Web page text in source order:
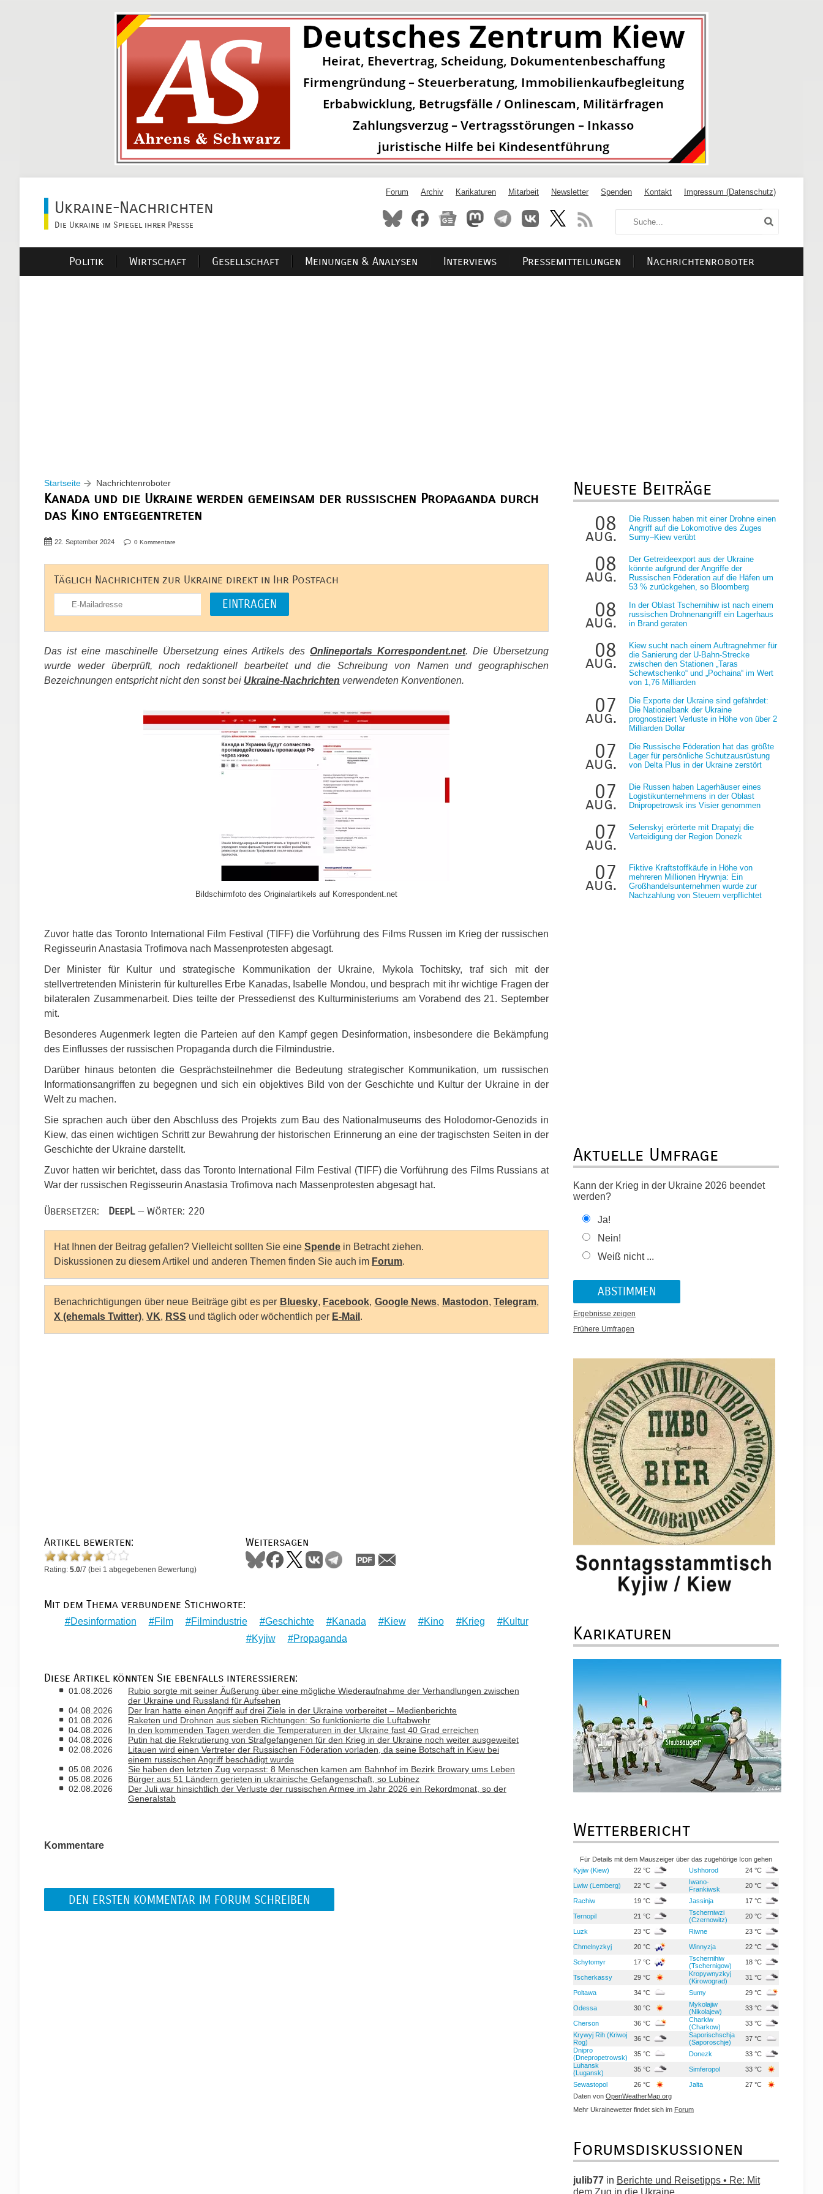
Ukraine-Nachrichten
Die Ukraine im Spiegel ihrer Presse
Forum Archiv Karikaturen Mitarbeit Newsletter Spenden Kontakt Impressum (Datenschutz)
Politik Wirtschaft Gesellschaft Meinungen & Analysen Interviews Pressemitteilungen Nachrichtenroboter
Startseite Nachrichtenroboter
Kanada und die Ukraine werden gemeinsam der russischen Propaganda durch
das Kino entgegentreten
22. September 2024 0 Kommentare
Täglich Nachrichten zur Ukraine direkt in Ihr Postfach
Das ist eine maschinelle Übersetzung eines Artikels des Onlineportals Korrespondent.net. Die Übersetzung
wurde weder überprüft, noch redaktionell bearbeitet und die Schreibung von Namen und geographischen
Bezeichnungen entspricht nicht den sonst bei Ukraine-Nachrichten verwendeten Konventionen.
Bildschirmfoto des Originalartikels auf Korrespondent.net
Zuvor hatte das Toronto International Film Festival (TIFF) die Vorführung des Films Russen im Krieg der russischen
Regisseurin Anastasia Trofimova nach Massenprotesten abgesagt.
Der Minister für Kultur und strategische Kommunikation der Ukraine, Mykola Tochitsky, traf sich mit der
stellvertretenden Ministerin für kulturelles Erbe Kanadas, Isabelle Mondou, und besprach mit ihr wichtige Fragen der
bilateralen Zusammenarbeit. Dies teilte der Pressedienst des Kulturministeriums am Vorabend des 21. September
mit.
Besonderes Augenmerk legten die Parteien auf den Kampf gegen Desinformation, insbesondere die Bekämpfung
des Einflusses der russischen Propaganda durch die Filmindustrie.
Darüber hinaus betonten die Gesprächsteilnehmer die Bedeutung strategischer Kommunikation, um russischen
Informationsangriffen zu begegnen und sich ein objektives Bild von der Geschichte und Kultur der Ukraine in der
Welt zu machen.
Sie sprachen auch über den Abschluss des Projekts zum Bau des Nationalmuseums des Holodomor-Genozids in
Kiew, das einen wichtigen Schritt zur Bewahrung der historischen Erinnerung an eine der tragischsten Seiten in der
Geschichte der Ukraine darstellt.
Zuvor hatten wir berichtet, dass das Toronto International Film Festival (TIFF) die Vorführung des Films Russians at
War der russischen Regisseurin Anastasia Trofimova nach Massenprotesten abgesagt hat.
Übersetzer: DeepL— Wörter: 220
Hat Ihnen der Beitrag gefallen? Vielleicht sollten Sie eine Spende in Betracht ziehen.
Diskussionen zu diesem Artikel und anderen Themen finden Sie auch im Forum.
Benachrichtigungen über neue Beiträge gibt es per Bluesky, Facebook, Google News, Mastodon, Telegram,
X (ehemals Twitter), VK, RSS und täglich oder wöchentlich per E-Mail .
Artikel bewerten:
Rating: 5.0/7 (bei 1 abgegebenen Bewertung)
Weitersagen
Mit dem Thema verbundene Stichworte:
Desinformation Film Filmindustrie Geschichte Kanada Kiew Kino Krieg
Kultur
Kyjiw
Propaganda
Diese Artikel könnten Sie ebenfalls interessieren:
01.08.2026
Rubio sorgte mit seiner Äußerung über eine mögliche Wiederaufnahme der Verhandlungen zwischen
der Ukraine und Russland für Aufsehen
04.08.2026
Der Iran hatte einen Angriff auf drei Ziele in der Ukraine vorbereitet – Medienberichte
01.08.2026
Raketen und Drohnen aus sieben Richtungen: So funktionierte die Luftabwehr
04.08.2026
In den kommenden Tagen werden die Temperaturen in der Ukraine fast 40 Grad erreichen
04.08.2026
Putin hat die Rekrutierung von Strafgefangenen für den Krieg in der Ukraine noch weiter ausgeweitet
02.08.2026
Litauen wird einen Vertreter der Russischen Föderation vorladen, da seine Botschaft in Kiew bei
einem russischen Angriff beschädigt wurde
05.08.2026
Sie haben den letzten Zug verpasst: 8 Menschen kamen am Bahnhof im Bezirk Browary ums Leben
05.08.2026
Bürger aus 51 Ländern gerieten in ukrainische Gefangenschaft, so Lubinez
02.08.2026
Der Juli war hinsichtlich der Verluste der russischen Armee im Jahr 2026 ein Rekordmonat, so der
Generalstab
Kommentare
DEN ERSTEN KOMMENTAR IM FORUM SCHREIBEN
Neueste Beiträge
08
aug.
Die Russen haben mit einer Drohne einen
Angriff auf die Lokomotive des Zuges
Sumy–Kiew verübt
08
aug.
Der Getreideexport aus der Ukraine
könnte aufgrund der Angriffe der
Russischen Föderation auf die Häfen um
53 % zurückgehen, so Bloomberg
08
aug.
In der Oblast Tschernihiw ist nach einem
russischen Drohnenangriff ein Lagerhaus
in Brand geraten
08
aug.
Kiew sucht nach einem Auftragnehmer für
die Sanierung der U-Bahn-Strecke
zwischen den Stationen „Taras
Schewtschenko“ und „Pochaina“ im Wert
von 1,76 Milliarden
07
aug.
Die Exporte der Ukraine sind gefährdet:
Die Nationalbank der Ukraine
prognostiziert Verluste in Höhe von über 2
Milliarden Dollar
07
aug.
Die Russische Föderation hat das größte
Lager für persönliche Schutzausrüstung
von Delta Plus in der Ukraine zerstört
07
aug.
Die Russen haben Lagerhäuser eines
Logistikunternehmens in der Oblast
Dnipropetrowsk ins Visier genommen
07
aug.
Selenskyj erörterte mit Drapatyj die
Verteidigung der Region Donezk
07
aug.
Fiktive Kraftstoffkäufe in Höhe von
mehreren Millionen Hrywnja: Ein
Großhandelsunternehmen wurde zur
Nachzahlung von Steuern verpflichtet
Aktuelle Umfrage
Kann der Krieg in der Ukraine 2026 beendet
werden?
Ja!
Nein!
Weiß nicht ...
Ergebnisse zeigen
Frühere Umfragen
Karikaturen
Wetterbericht
Für Details mit dem Mauszeiger über das zugehörige Icon gehen
Kyjiw (Kiew)
22 °C Ushhorod 24 °C
Lwiw (Lemberg) 22 °C
Iwano-
Frankiwsk
20 °C
Rachiw 19 °C Jassinja 17 °C
Ternopil 21 °C
Tscherniwzi
(Czernowitz)
20 °C
Luzk 23 °C Riwne 23 °C
Chmelnyzkyj 20 °C Winnyzja 22 °C
Schytomyr 17 °C
Tschernihiw
(Tschernigow)
18 °C
Tscherkassy 29 °C
Kropywnyzkyj
(Kirowograd)
31 °C
Poltawa 34 °C Sumy 29 °C
Odessa 30 °C
Mykolajiw
(Nikolajew)
33 °C
Cherson 36 °C
Charkiw
(Charkow)
33 °C
Krywyj Rih (Kriwoj
Rog)
36 °C
Saporischschja
(Saporoschje)
37 °C
Dnipro
(Dnepropetrowsk)
35 °C Donezk
33 °C
Luhansk
(Lugansk)
35 °C Simferopol 33 °C
Sewastopol 26 °C Jalta
27 °C
Daten von OpenWeatherMap.org
Mehr Ukrainewetter findet sich im Forum
Forumsdiskussionen
julib77 in Berichte und Reisetipps • Re: Mit
dem Zug in die Ukraine